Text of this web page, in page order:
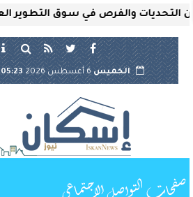
والفرص في سوق التطوير العقاري
الخميس 05:23 صـ